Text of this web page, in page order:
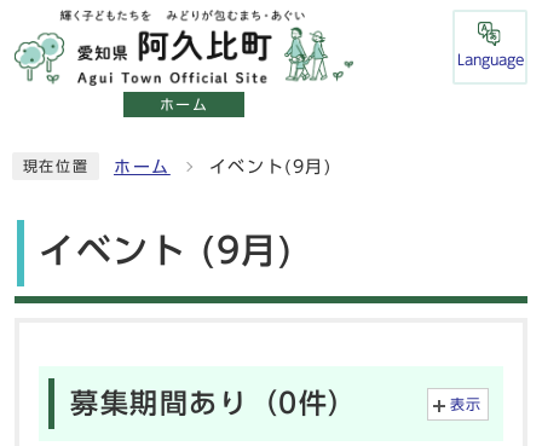
ホーム
Language
現在位置 ホーム イベント(9月)
イベント (9月)
募集期間あり（0件） 表示